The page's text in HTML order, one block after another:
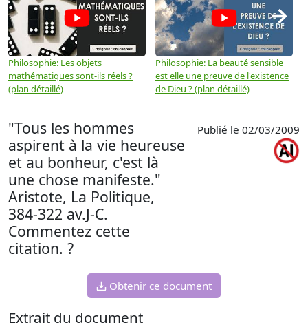
Philosophie: Les objets
mathématiques sont-ils réels ?
(plan détaillé)
Philosophie: La beauté sensible
est elle une preuve de l'existence
de Dieu ? (plan détaillé)
→
"Tous les hommes
aspirent à la vie heureuse
et au bonheur, c'est là
une chose manifeste."
Aristote, La Politique,
384-322 av.J-C.
Commentez cette
citation. ?
Publié le 02/03/2009
Obtenir ce document
Extrait du document